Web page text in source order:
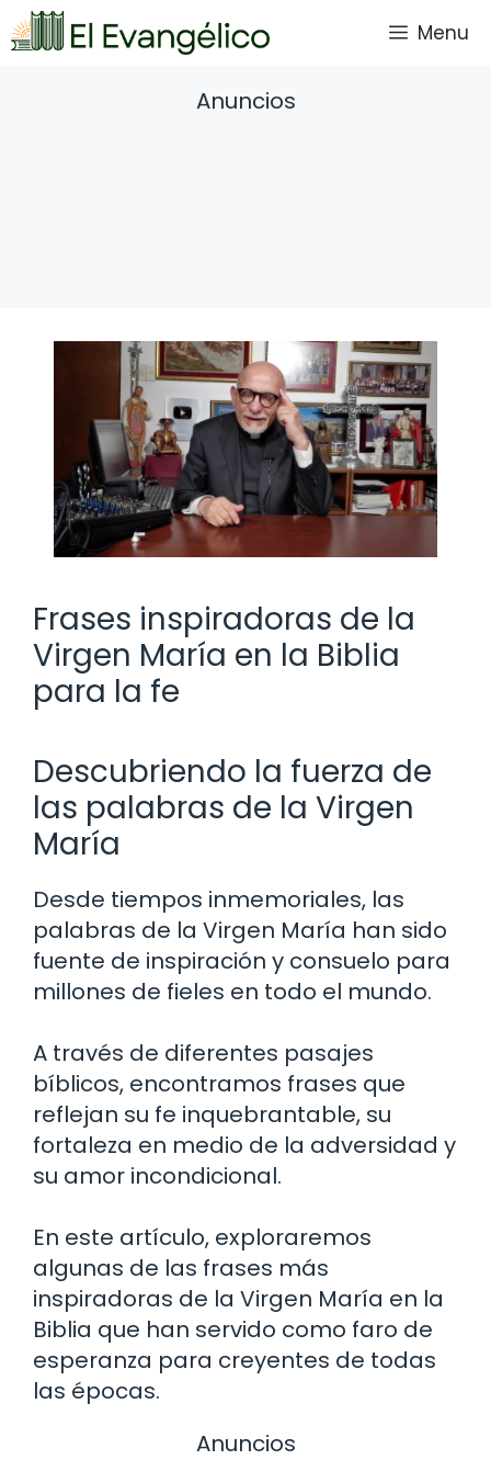
Saltar
al
Menu
Anuncios
Frases inspiradoras de la
Virgen María en la Biblia
para la fe
Descubriendo la fuerza de
las palabras de la Virgen
María
Desde tiempos inmemoriales, las
palabras de la Virgen María han sido
fuente de inspiración y consuelo para
millones de fieles en todo el mundo.
A través de diferentes pasajes
bíblicos, encontramos frases que
reflejan su fe inquebrantable, su
fortaleza en medio de la adversidad y
su amor incondicional.
En este artículo, exploraremos
algunas de las frases más
inspiradoras de la Virgen María en la
Biblia que han servido como faro de
esperanza para creyentes de todas
las épocas.
Anuncios